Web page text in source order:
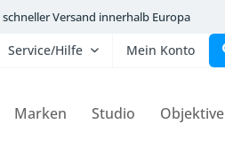
schneller Versand innerhalb Europa
Service/Hilfe Mein Konto
Marken Studio Objektive